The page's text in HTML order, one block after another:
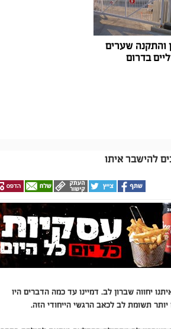
והתקנה שערים
בדרום
להישבר איתו
יחווה שברון לב. דמיינו עד כמה הדברים היו
יותר תשומת לב לכאב הרגשי הייחודי הזה.